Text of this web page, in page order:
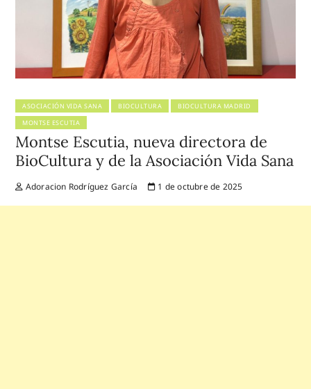
ASOCIACIÓN VIDA SANA BIOCULTURA
BIOCULTURA MADRID
MONTSE ESCUTIA
Montse Escutia, nueva directora de
BioCultura y de la Asociación Vida Sana
Adoracion Rodríguez García 1 de octubre de 2025